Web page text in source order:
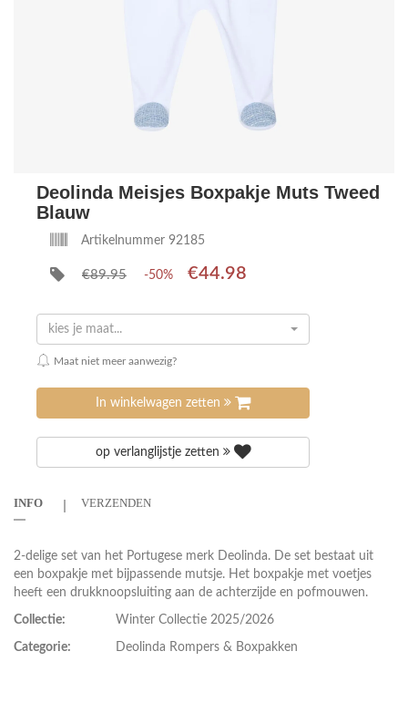
Deolinda Meisjes Boxpakje Muts Tweed
Blauw
Artikelnummer 92185
€89.95 -50% €44.98
kies je maat...
Maat niet meer aanwezig?
In winkelwagen zetten
op verlanglijstje zetten
INFO VERZENDEN
2-delige set van het Portugese merk Deolinda. De set bestaat uit
een boxpakje met bijpassende mutsje. Het boxpakje met voetjes
heeft een drukknoopsluiting aan de achterzijde en pofmouwen.
Collectie: Winter Collectie 2025/2026
Categorie: Deolinda Rompers & Boxpakken